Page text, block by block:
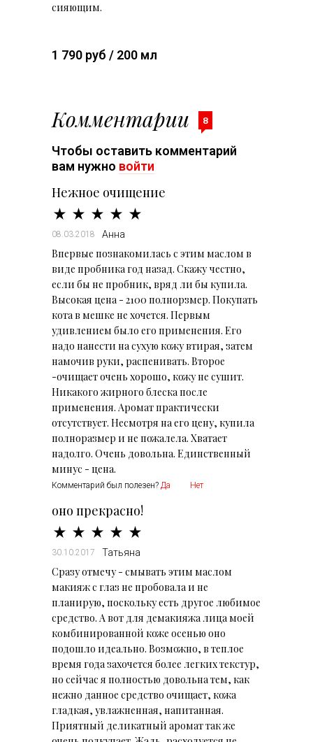
сияющим.
1 790 руб / 200 мл
Комментарии 8
Чтобы оставить комментарий
вам нужно войти
Нежное очищение
08.03.2018 Анна
Впервые познакомилась с этим маслом в
виде пробника год назад. Скажу честно,
если бы не пробник, вряд ли бы купила.
Высокая цена - 2100 полнорзмер. Покупать
кота в мешке не хочется. Первым
удивлением было его применения. Его
надо нанести на сухую кожу втирая, затем
намочив руки, распенивать. Второе
-очищает очень хорошо, кожу не сушит.
Никакого жирного блеска после
применения. Аромат практически
отсутствует. Несмотря на его цену, купила
полноразмер и не пожалела. Хватает
надолго. Очень довольна. Единственный
минус - цена.
Комментарий был полезен? Да Нет
оно прекрасно!
30.10.2017 Татьяна
Сразу отмечу - смывать этим маслом
макияж с глаз не пробовала и не
планирую, поскольку есть другое любимое
средство. А вот для демакияжа лица моей
комбинированной коже осенью оно
подошло идеально. Возможно, в теплое
время года захочется более легких текстур,
но сейчас я полностью довольна тем, как
нежно данное средство очищает, кожа
гладкая, увлажненная, напитанная.
Приятный деликатный аромат так же